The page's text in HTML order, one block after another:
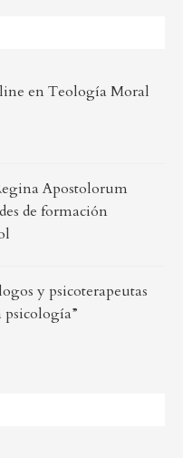
en Teología Moral
Apostolorum
de formación
y psicoterapeutas
psicología”